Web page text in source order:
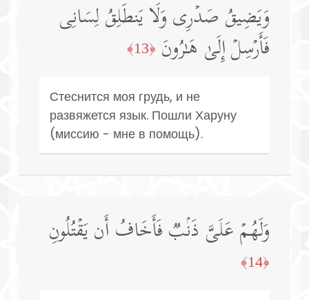
وَیَضِیقُ صَدۡرِی وَلَا یَنطَلِقُ لِسَانِی
فَأَرۡسِلۡ إِلَىٰ هَـٰرُونَ ﴿13﴾
Стеснится моя грудь, и не
развяжется язык. Пошли Харуну
(миссию - мне в помощь).
وَلَهُمۡ عَلَیَّ ذَنۢبࣱ فَأَخَافُ أَن یَقۡتُلُونِ
﴿14﴾